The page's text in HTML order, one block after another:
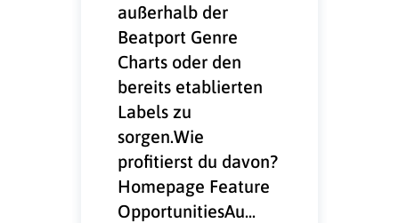
außerhalb der
Beatport Genre
Charts oder den
bereits etablierten
Labels zu
sorgen.Wie
profitierst du davon?
Homepage Feature
OpportunitiesAu...